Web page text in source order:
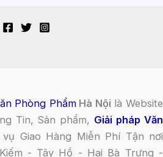
Phòng PhẩmHà Nội là Website
Tin, Sản phẩm, Giải pháp Văn
Giao Hàng Miễn Phí Tận nơi
- Tây Hồ - Hai Bà Trưng -